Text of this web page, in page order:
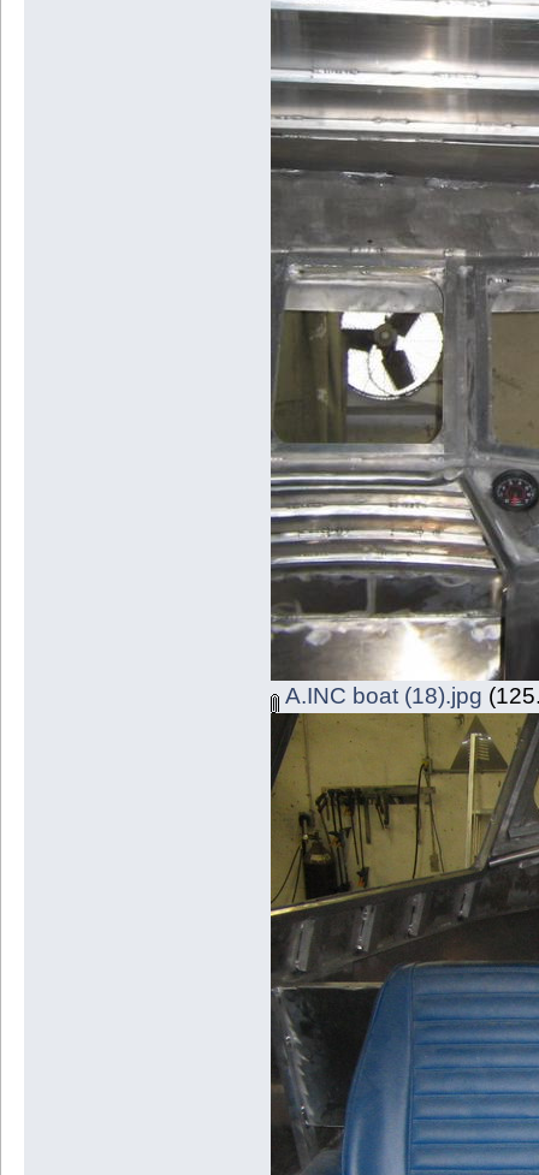
A.INC boat (18).jpg